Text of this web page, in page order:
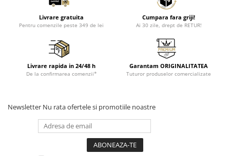
Livrare gratuita
Pentru comenzile peste 349 de lei
Cumpara fara griji!
Ai 30 zile, drept de RETUR!
Livrare rapida in 24/48 h
De la confirmarea comenzii*
Garantam ORIGINALITATEA
Tuturor produselor comercializate
Newsletter Nu rata ofertele si promotiile noastre